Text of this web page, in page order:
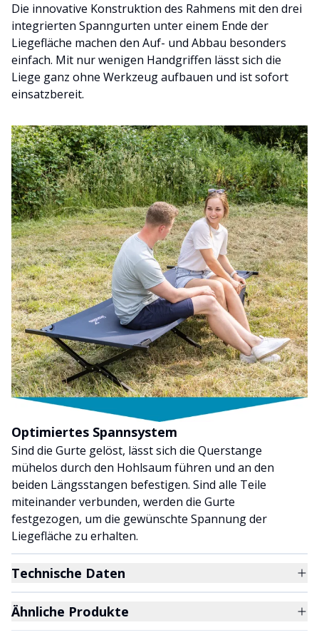
Die innovative Konstruktion des Rahmens mit den drei
integrierten Spanngurten unter einem Ende der
Liegefläche machen den Auf- und Abbau besonders
einfach. Mit nur wenigen Handgriffen lässt sich die
Liege ganz ohne Werkzeug aufbauen und ist sofort
einsatzbereit.
Optimiertes Spannsystem
Sind die Gurte gelöst, lässt sich die Querstange
mühelos durch den Hohlsaum führen und an den
beiden Längsstangen befestigen. Sind alle Teile
miteinander verbunden, werden die Gurte
festgezogen, um die gewünschte Spannung der
Liegefläche zu erhalten.
Technische Daten
Ähnliche Produkte